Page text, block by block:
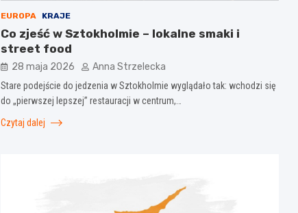
EUROPA KRAJE
Co zjeść w Sztokholmie – lokalne smaki i
street food
28 maja 2026 Anna Strzelecka
Stare podejście do jedzenia w Sztokholmie wyglądało tak: wchodzi się
do „pierwszej lepszej” restauracji w centrum,…
Czytaj dalej